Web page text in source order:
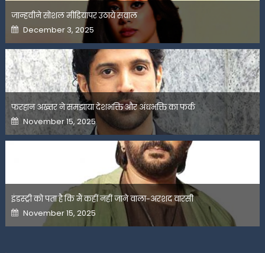
जान्हवीने सोशल मीडियापर उठाये सवाल
Posted
on
December 3, 2025
फरहान अख्तर ने समझाया देशभक्ति और अंधभक्ति का फर्क
Posted
on
November 15, 2025
इंडस्ट्री को पता है कि मैं कहीं नहीं जाने वाला-अरशद वारसी
Posted
on
November 15, 2025